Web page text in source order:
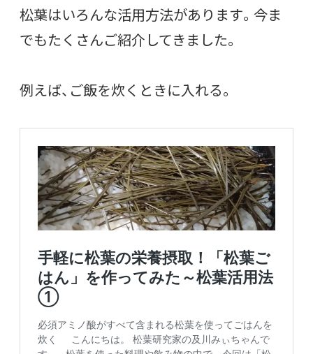
松葉はいろんな活用方法があります。今ま
でもたくさんご紹介してきました。
例えば、ご飯を炊くときに入れる。